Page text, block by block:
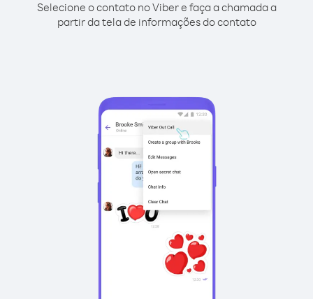
Selecione o contato no Viber e faça a chamada a
partir da tela de informações do contato